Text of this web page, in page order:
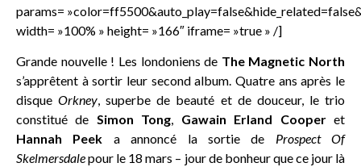
params=
width= »100% » height= »166″ iframe= »true » /]
Grande nouvelle ! Les londoniens de The Magnetic North
s’apprêtent à sortir leur second album. Quatre ans après le
disqueOrkney, superbe de beauté et de douceur, le trio
constitué de Simon Tong, Gawain Erland Cooperet
Hannah Peek a annoncé la sortie de Prospect Of
Skelmersdalepour le 18 mars – jour de bonheur que ce jour là